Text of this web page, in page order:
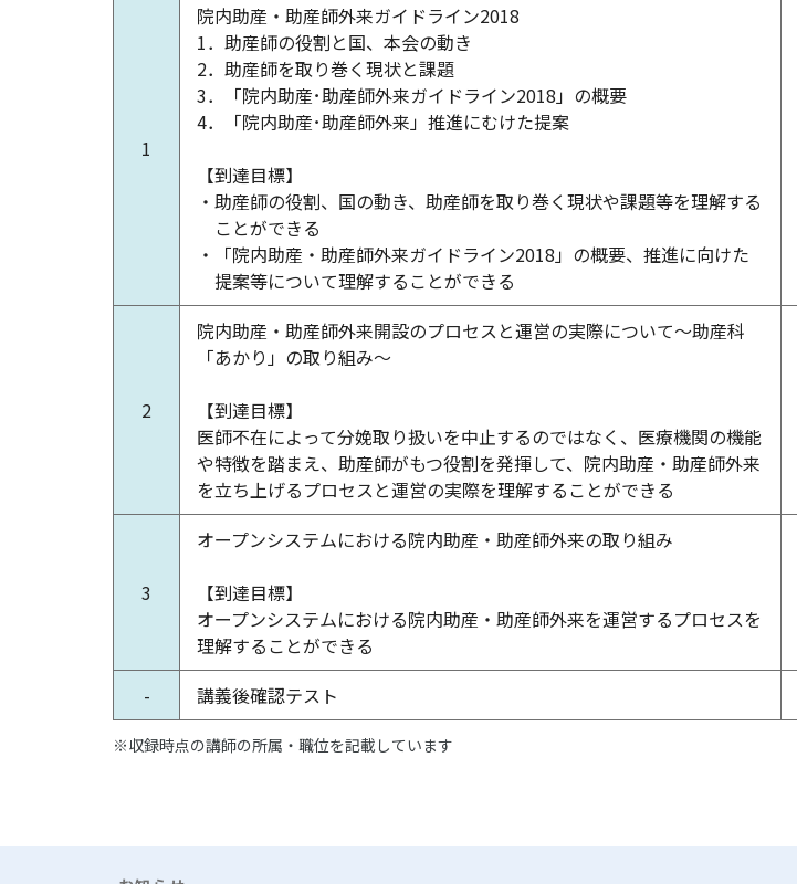
1
院内助産・助産師外来ガイドライン2018
1．助産師の役割と国、本会の動き
2．助産師を取り巻く現状と課題
3．「院内助産･助産師外来ガイドライン2018」の概要
4．「院内助産･助産師外来」推進にむけた提案
【到達目標】
・助産師の役割、国の動き、助産師を取り巻く現状や課題等を理解する
ことができる
・「院内助産・助産師外来ガイドライン2018」の概要、推進に向けた
提案等について理解することができる
2
院内助産・助産師外来開設のプロセスと運営の実際について～助産科
「あかり」の取り組み～
【到達目標】
医師不在によって分娩取り扱いを中止するのではなく、医療機関の機能
や特徴を踏まえ、助産師がもつ役割を発揮して、院内助産・助産師外来
を立ち上げるプロセスと運営の実際を理解することができる
3
オープンシステムにおける院内助産・助産師外来の取り組み
【到達目標】
オープンシステムにおける院内助産・助産師外来を運営するプロセスを
理解することができる
- 講義後確認テスト
※収録時点の講師の所属・職位を記載しています